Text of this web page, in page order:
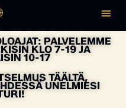
PALVELEMME
KLO 7-19 JA
10-17
TÄÄLTÄ,
UNELMIESI